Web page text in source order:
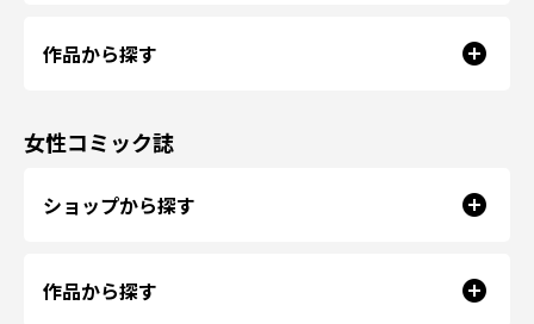
作品から探す
女性コミック誌
ショップから探す
作品から探す